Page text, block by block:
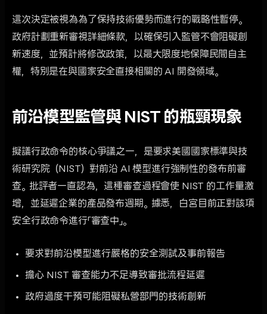
這次決定被視為為了保持技術優勢而進行的戰略性暫停。
政府計劃重新審視詳細條款，以確保引入監管不會阻礙創
新速度，並預計將修改政策，以最大限度地保障民間自主
權，特別是在與國家安全直接相關的 AI 開發領域。
前沿模型監管與 NIST 的瓶頸現象
擬議行政命令的核心爭議之一，是要求美國國家標準與技
術研究院（NIST）對前沿 AI 模型進行強制性的發布前審
查。批評者一直認為，這種審查過程會使 NIST 的工作量激
增，並延遲企業的產品發布週期。據悉，白宮目前正對該項
安全行政命令進行「審查中」。
要求對前沿模型進行嚴格的安全測試及事前報告
擔心 NIST 審查能力不足導致審批流程延遲
政府過度干預可能阻礙私營部門的技術創新